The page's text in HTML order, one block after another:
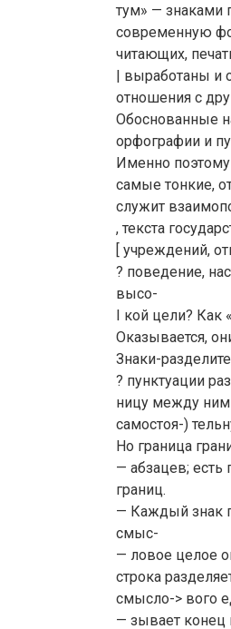
тум» — знаками
современную
читающих,
| выработаны и
отношения с
Обоснованные
орфографии и
Именно
самые тонкие,
служит
, текста
[ учреждений,
? поведение,
высо-
I кой цели? Как
Оказывается,
Знаки-
? пунктуации
ницу между
самостоя-)
Но граница
— абзацев;
границ.
— Каждый знак
смыс-
— ловое целое
строка
смысло-> вого
— зывает конец